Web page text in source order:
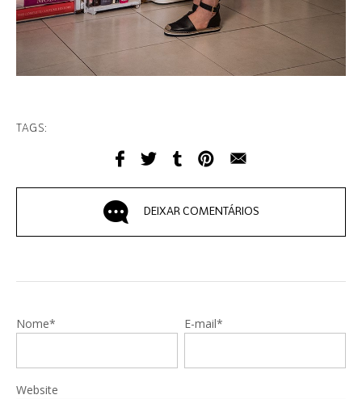
TAGS:
DEIXAR COMENTÁRIOS
Nome* E-mail*
Website